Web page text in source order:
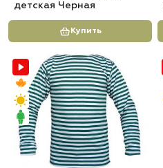
детская Черная
Купить